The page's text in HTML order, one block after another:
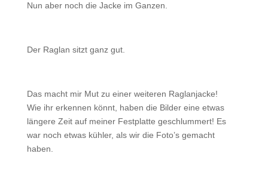
Nun aber noch die Jacke im Ganzen.
Der Raglan sitzt ganz gut.
Das macht mir Mut zu einer weiteren Raglanjacke!
Wie ihr erkennen könnt, haben die Bilder eine etwas
längere Zeit auf meiner Festplatte geschlummert! Es
war noch etwas kühler, als wir die Foto’s gemacht
haben.